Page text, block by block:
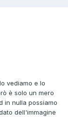
vediamo e lo
è solo un mero
in nulla possiamo
dell'immagine